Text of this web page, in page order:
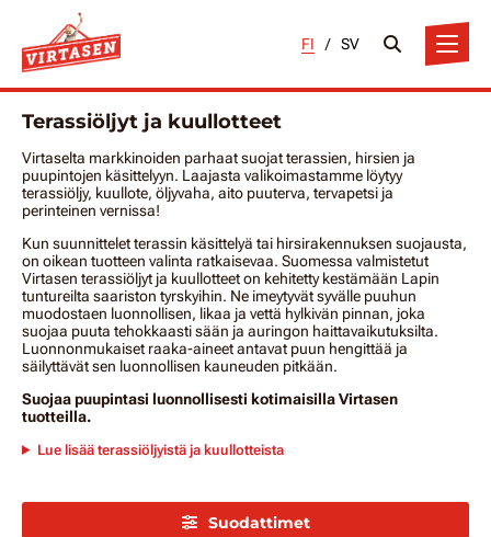
FI / SV
Terassiöljyt ja kuullotteet
Virtaselta markkinoiden parhaat suojat terassien, hirsien ja
puupintojen käsittelyyn. Laajasta valikoimastamme löytyy
terassiöljy, kuullote, öljyvaha, aito puuterva, tervapetsi ja
perinteinen vernissa!
Kun suunnittelet terassin käsittelyä tai hirsirakennuksen suojausta,
on oikean tuotteen valinta ratkaisevaa. Suomessa valmistetut
Virtasen terassiöljyt ja kuullotteet on kehitetty kestämään Lapin
tuntureilta saariston tyrskyihin. Ne imeytyvät syvälle puuhun
muodostaen luonnollisen, likaa ja vettä hylkivän pinnan, joka
suojaa puuta tehokkaasti sään ja auringon haittavaikutuksilta.
Luonnonmukaiset raaka-aineet antavat puun hengittää ja
säilyttävät sen luonnollisen kauneuden pitkään.
Suojaa puupintasi luonnollisesti kotimaisilla Virtasen
tuotteilla.
Lue lisää terassiöljyistä ja kuullotteista
Suodattimet